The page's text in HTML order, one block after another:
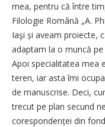
mea, pentru că între
Filologie Română „A.
Iaşi și aveam proiecte,
adaptam la o muncă
Apoi specialitatea mea
teren, iar asta îmi
de manuscrise. Deci,
trecut pe plan secund
corespondenței din